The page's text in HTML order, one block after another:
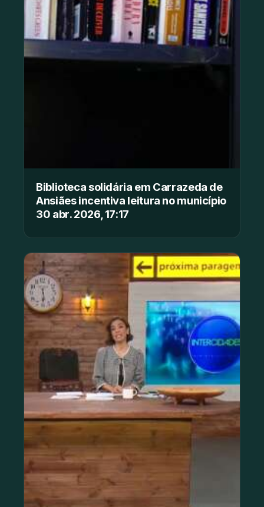
Biblioteca solidária em Carrazeda de
Ansiães incentiva leitura no município
30 abr. 2026, 17:17